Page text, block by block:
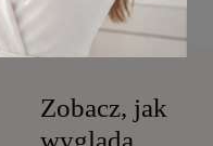
Zobacz, jak
wygląda